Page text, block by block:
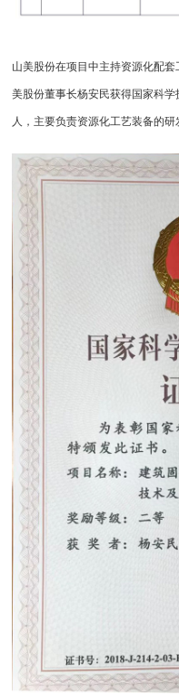
山美股份在项目中主持资源化配
美股份董事长杨安民获得国家科
人，主要负责资源化工艺装备的